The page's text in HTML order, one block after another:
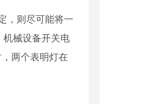
，则尽可能将一
机械设备开关电
两个表明灯在